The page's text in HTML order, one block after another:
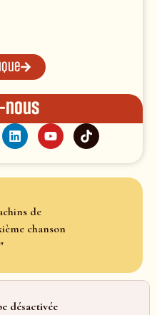
nous
de
chanson
désactivée